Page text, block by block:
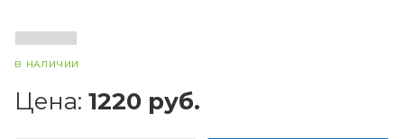
В НАЛИЧИИ
Цена: 1220 руб.